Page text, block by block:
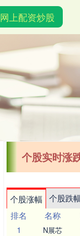
网上配资炒股
个股实时涨
个股涨幅 个股跌
排名
名称
1
N展芯